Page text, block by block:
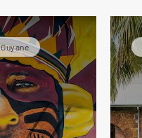
Guyane